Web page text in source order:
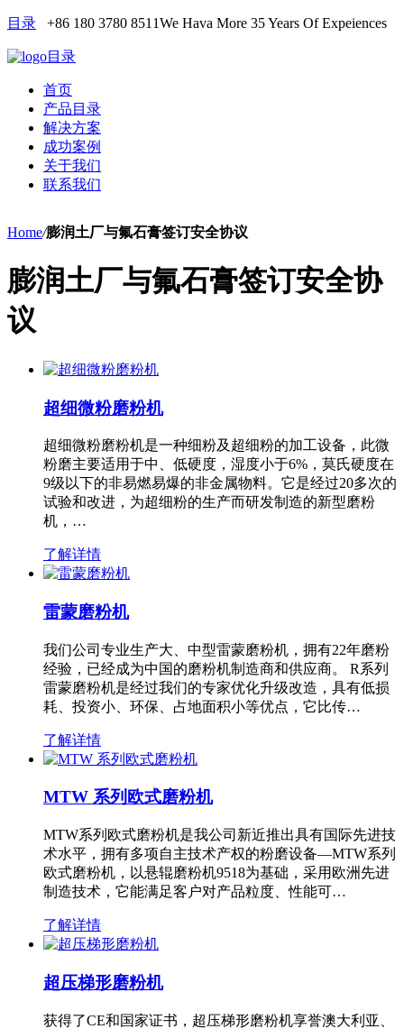
目录 +86 180 3780 8511We Hava More 35 Years Of Expeiences
目录
首页
产品目录
解决方案
成功案例
关于我们
联系我们
Home/膨润土厂与氟石膏签订安全协议
膨润土厂与氟石膏签订安全协
议
超细微粉磨粉机
超细微粉磨粉机是一种细粉及超细粉的加工设备，此微
粉磨主要适用于中、低硬度，湿度小于6%，莫氏硬度在
9级以下的非易燃易爆的非金属物料。它是经过20多次的
试验和改进，为超细粉的生产而研发制造的新型磨粉
机，…
了解详情
雷蒙磨粉机
我们公司专业生产大、中型雷蒙磨粉机，拥有22年磨粉
经验，已经成为中国的磨粉机制造商和供应商。 R系列
雷蒙磨粉机是经过我们的专家优化升级改造，具有低损
耗、投资小、环保、占地面积小等优点，它比传…
了解详情
MTW 系列欧式磨粉机
MTW系列欧式磨粉机是我公司新近推出具有国际先进技
术水平，拥有多项自主技术产权的粉磨设备—MTW系列
欧式磨粉机，以悬辊磨粉机9518为基础，采用欧洲先进
制造技术，它能满足客户对产品粒度、性能可…
了解详情
超压梯形磨粉机
获得了CE和国家证书，超压梯形磨粉机享誉澳大利亚、